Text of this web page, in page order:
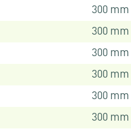
300 mm
300 mm
300 mm
300 mm
300 mm
300 mm